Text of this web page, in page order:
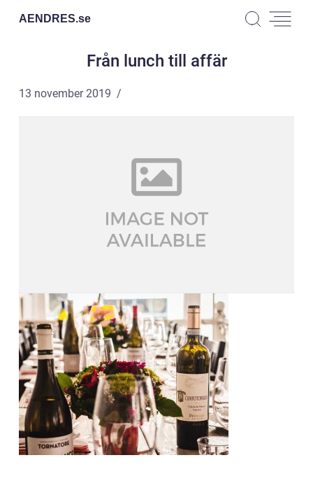
AENDRES.se
Från lunch till affär
13 november 2019